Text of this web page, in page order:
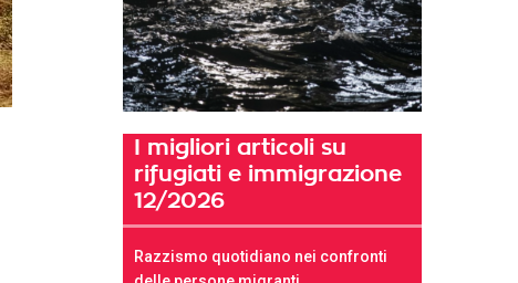
I migliori articoli su
rifugiati e immigrazione
12/2026
Razzismo quotidiano nei confronti